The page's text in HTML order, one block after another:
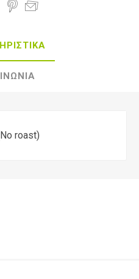
roast)